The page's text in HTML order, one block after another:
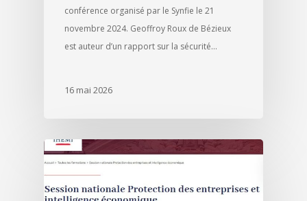
conférence organisé par le Synfie le 21
novembre 2024. Geoffroy Roux de Bézieux
est auteur d’un rapport sur la sécurité…
16 mai 2026